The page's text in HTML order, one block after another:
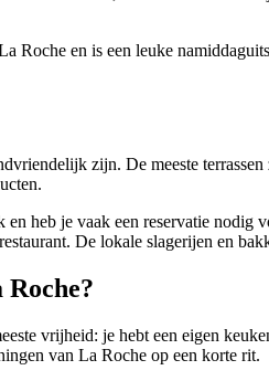
en is een leuke
zijn. De meeste
heb je vaak een reservatie
De lokale slagerijen en
vrijheid: je hebt een eigen
van La Roche op een korte rit.